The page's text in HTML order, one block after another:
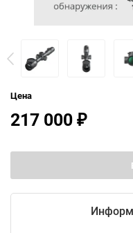
Цена
217 000 ₽